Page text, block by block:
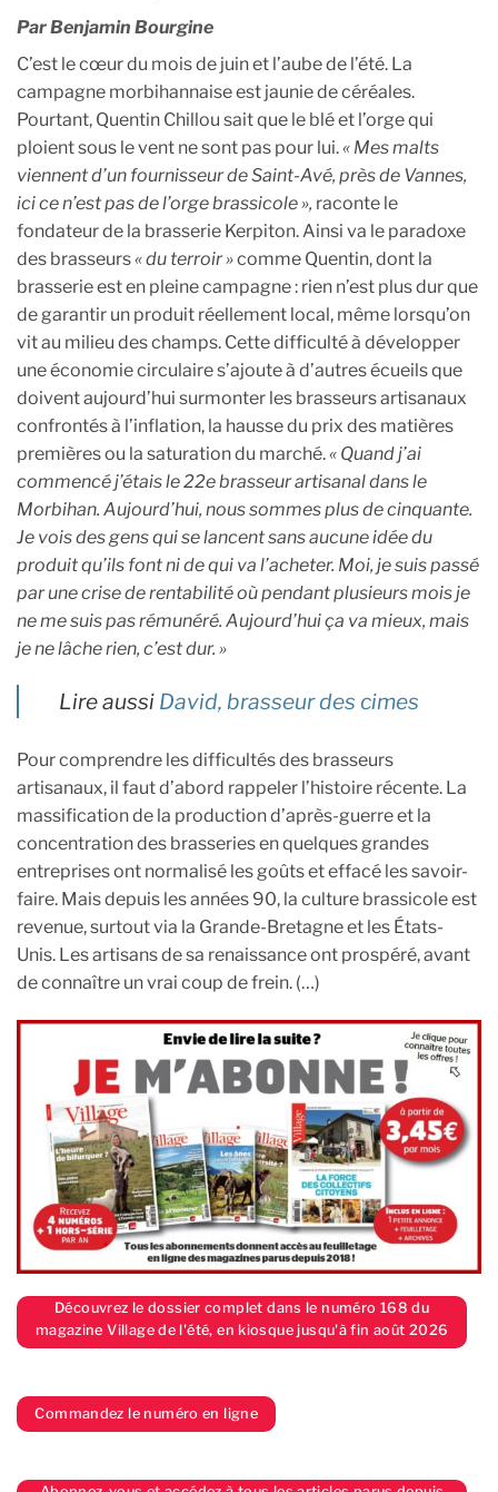
Par Benjamin Bourgine
C’est le cœur du mois de juin et l’aube de l’été. La
campagne morbihannaise est jaunie de céréales.
Pourtant, Quentin Chillou sait que le blé et l’orge qui
ploient sous le vent ne sont pas pour lui.« Mes malts
viennent d’un fournisseur de Saint-Avé, près de Vannes,
ici ce n’est pas de l’orge brassicole », raconte le
fondateur de la brasserie Kerpiton. Ainsi va le paradoxe
des brasseurs« du terroir »comme Quentin, dont la
brasserie est en pleine campagne : rien n’est plus dur que
de garantir un produit réellement local, même lorsqu’on
vit au milieu des champs. Cette difficulté à développer
une économie circulaire s’ajoute à d’autres écueils que
doivent aujourd’hui surmonter les brasseurs artisanaux
confrontés à l’inflation, la hausse du prix des matières
premières ou la saturation du marché.« Quand j’ai
commencé j’étais le 22e brasseur artisanal dans le
Morbihan. Aujourd’hui, nous sommes plus de cinquante.
Je vois des gens qui se lancent sans aucune idée du
produit qu’ils font ni de qui va l’acheter. Moi, je suis passé
par une crise de rentabilité où pendant plusieurs mois je
ne me suis pas rémunéré. Aujourd’hui ça va mieux, mais
je ne lâche rien, c’est dur. »
Lire aussi David, brasseur des cimes
Pour comprendre les difficultés des brasseurs
artisanaux, il faut d’abord rappeler l’histoire récente. La
massification de la production d’après-guerre et la
concentration des brasseries en quelques grandes
entreprises ont normalisé les goûts et effacé les savoir-
faire. Mais depuis les années 90, la culture brassicole est
revenue, surtout via la Grande-Bretagne et les États-
Unis. Les artisans de sa renaissance ont prospéré, avant
de connaître un vrai coup de frein. (…)
Découvrez le dossier complet dans le numéro 168 du
magazine Village de l'été, en kiosque jusqu'à fin août 2026
Commandez le numéro en ligne